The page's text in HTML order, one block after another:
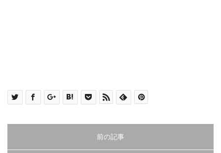
前の記事